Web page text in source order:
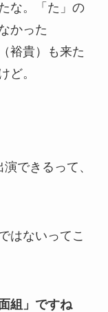
な。「た」の
かった
裕貴）も来た
ど。
できるって、
はないってこ
組」ですね